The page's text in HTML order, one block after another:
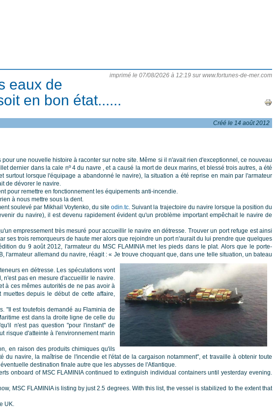
imprimé le 07/08/2026 à 12:19 sur www.fortunes-de-mer.com
eaux de
en bon état......
Créé le 14 août 2012
une nouvelle histoire à raconter sur notre site. Même si il n'avait rien d'exceptionnel, ce nouveau
dernier dans la cale nº 4 du navre , et a causé la mort de deux marins, et blessé trois autres, a été
lorsque l'équipage a abandonné le navire), la situation a été reprise en main par l'armateur
de dévorer le navire.
pour remettre en fonctionnement les équipements anti-incendie.
à nous mettre sous la dent.
soulevé par Mikhail Voytenko, du siteodin.tc. Suivant la trajectoire du navire lorsque la position du
du navire), il est devenu rapidement évident qu'un problème important empêchait le navire de
empressement très mesuré pour accueillir le navire en détresse. Trouver un port refuge est ainsi
trois remorqueurs de haute mer alors que rejoindre un port n'aurait du lui prendre que quelques
du 9 août 2012, l'armateur du MSC FLAMINIA met les pieds dans le plat. Alors que le porte-
allemand du navire, réagit : « Je trouve choquant que, dans une telle situation, un bateau
en détresse. Les spéculations vont
n'est pas en mesure d'accueillir le navire.
à ces mêmes autorités de ne pas avoir à
depuis le début de cette affaire,
"Il est toutefois demandé au Flaminia de
est dans la droite ligne de celle du
n'est pas question "pour l'instant" de
risque d'atteinte à l'environnement marin
en raison des produits chimiques qu'ils
navire, la maîtrise de l'incendie et l'état de la cargaison notamment", et travaille à obtenir toute
destination finale autre que les abysses de l'Atlantique.
onboard of MSC FLAMINIA continued to extinguish individual containers until yesterday evening.
MSC FLAMINIA is listing by just 2.5 degrees. With this list, the vessel is stabilized to the extent that
UK.